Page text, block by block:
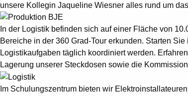
unsere Kollegin Jaqueline Wiesner alles rund um
In der Logistik befinden sich auf einer Fläche von
Bereiche in der 360 Grad-Tour erkunden. Starten Sie
Logistikaufgaben täglich koordiniert werden.
Lagerung unserer Steckdosen sowie die
Im Schulungszentrum bieten wir